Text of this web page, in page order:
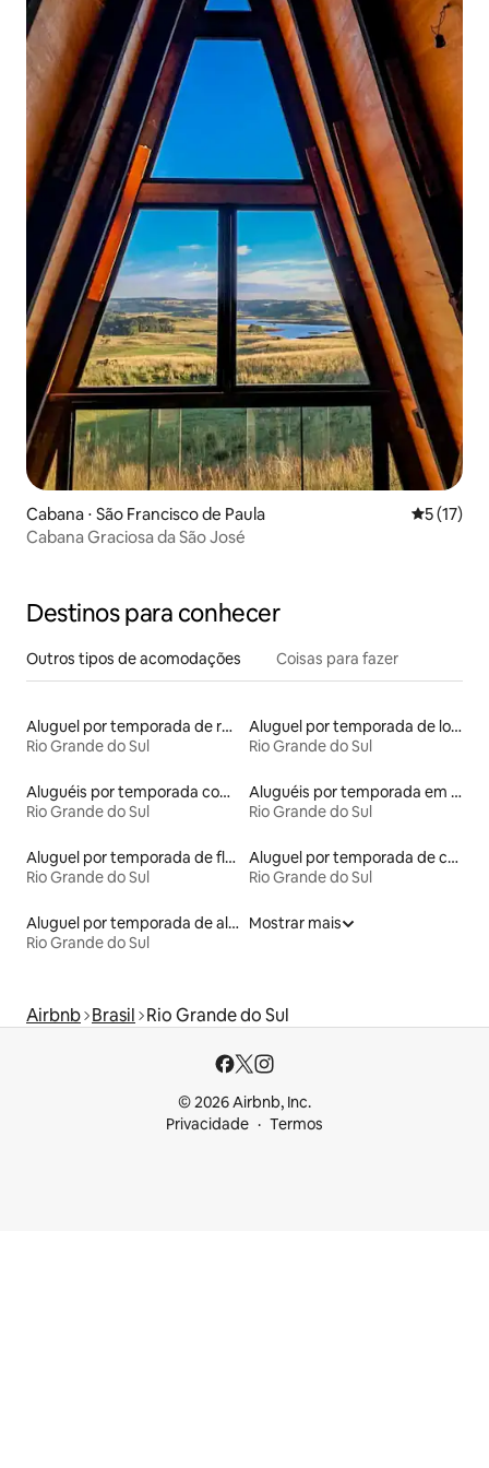
Cabana ⋅ São Francisco de Paula 5 de uma
5 (17)
Cabana Graciosa da São José
Destinos para conhecer
Outros tipos de acomodações Coisas para fazer
Aluguel por temporada de ranchos
Rio Grande do Sul
Aluguel por temporada de lofts
Rio Grande do Sul
Aluguéis por temporada com acesso ao lago
Rio Grande do Sul
Aluguéis por temporada em acampamentos
Rio Grande do Sul
Aluguel por temporada de flats
Rio Grande do Sul
Aluguel por temporada de casas na árvore
Rio Grande do Sul
Aluguel por temporada de alojamentos ecológicos
Rio Grande do Sul
Mostrar mais
Airbnb Brasil Rio Grande do Sul
© 2026 Airbnb, Inc.
Privacidade
Termos